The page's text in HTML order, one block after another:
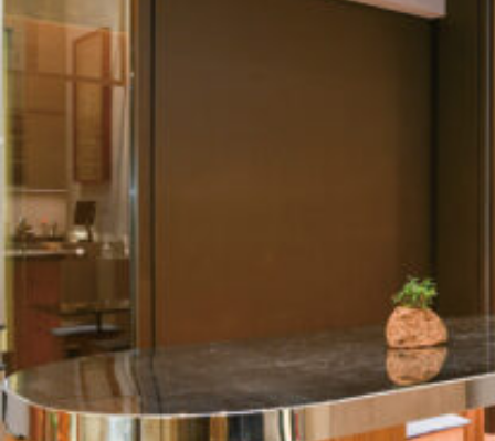
おすすめの映画
紹介します。
おすすめのイベント